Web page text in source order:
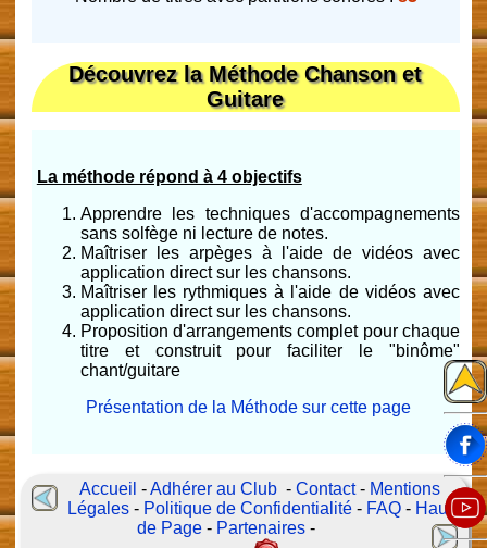
Découvrez la Méthode Chanson et
Guitare
La méthode répond à 4 objectifs
Apprendre les techniques d'accompagnements
sans solfège ni lecture de notes.
Maîtriser les arpèges à l'aide de vidéos avec
application direct sur les chansons.
Maîtriser les rythmiques à l'aide de vidéos avec
application direct sur les chansons.
Proposition d'arrangements complet pour chaque
titre et construit pour faciliter le "binôme"
chant/guitare
Présentation de la Méthode sur cette page
Accueil -Adhérer au Club -Contact- Mentions
Légales - Politique de Confidentialité - FAQ - Haut
de Page - Partenaires -